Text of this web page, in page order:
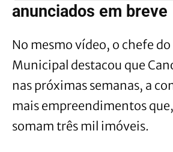
anunciados em breve
No mesmo vídeo, o chefe
Municipal destacou que
nas próximas semanas, a
mais empreendimentos
somam três mil imóveis.